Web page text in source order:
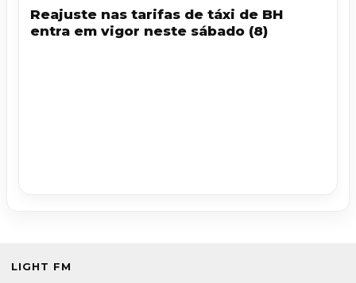
Reajuste nas tarifas de táxi de BH
entra em vigor neste sábado (8)
LIGHT FM